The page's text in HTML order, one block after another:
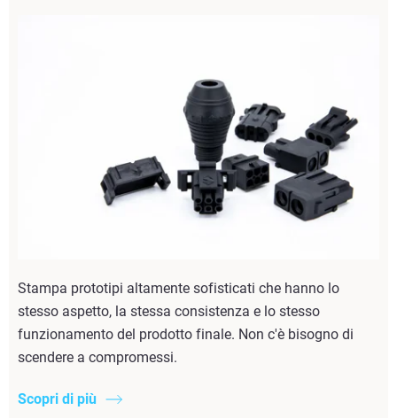
Stampa prototipi altamente sofisticati che hanno lo
stesso aspetto, la stessa consistenza e lo stesso
funzionamento del prodotto finale. Non c'è bisogno di
scendere a compromessi.
Scopri di più